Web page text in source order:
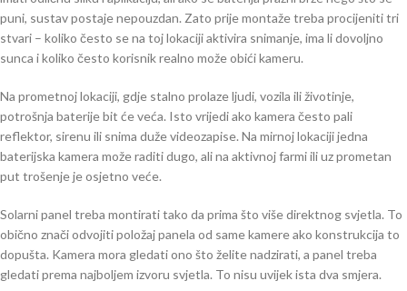
puni, sustav postaje nepouzdan. Zato prije montaže treba procijeniti tri
stvari – koliko često se na toj lokaciji aktivira snimanje, ima li dovoljno
sunca i koliko često korisnik realno može obići kameru.
Na prometnoj lokaciji, gdje stalno prolaze ljudi, vozila ili životinje,
potrošnja baterije bit će veća. Isto vrijedi ako kamera često pali
reflektor, sirenu ili snima duže videozapise. Na mirnoj lokaciji jedna
baterijska kamera može raditi dugo, ali na aktivnoj farmi ili uz prometan
put trošenje je osjetno veće.
Solarni panel treba montirati tako da prima što više direktnog svjetla. To
obično znači odvojiti položaj panela od same kamere ako konstrukcija to
dopušta. Kamera mora gledati ono što želite nadzirati, a panel treba
gledati prema najboljem izvoru svjetla. To nisu uvijek ista dva smjera.